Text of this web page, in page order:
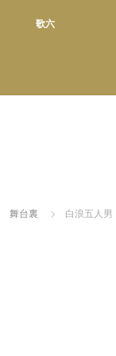
歌六
舞台裏 白浪五人男